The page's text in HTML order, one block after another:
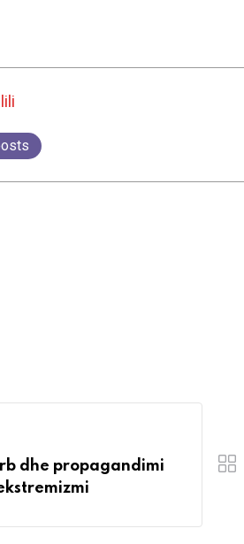
dhe propagandimi